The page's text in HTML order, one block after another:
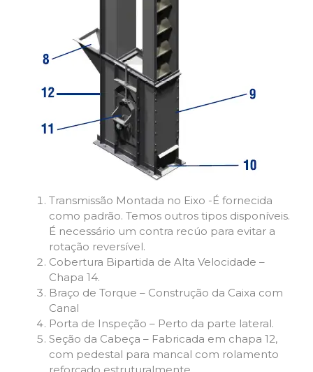
Transmissão Montada no Eixo -É fornecida
como padrão. Temos outros tipos disponíveis.
É necessário um contra recúo para evitar a
rotação reversível.
Cobertura Bipartida de Alta Velocidade –
Chapa 14.
Braço de Torque – Construção da Caixa com
Canal
Porta de Inspeção – Perto da parte lateral.
Seção da Cabeça – Fabricada em chapa 12,
com pedestal para mancal com rolamento